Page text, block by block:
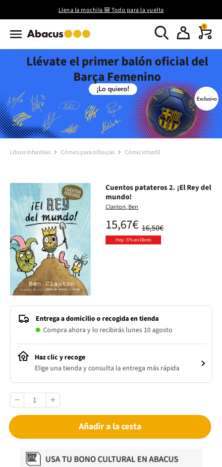
Llena la mochila 🎒 Todo para la vuelta
0
Llévate el primer balón oficial del
Barça Femenino
Libros Infantiles Cómics para niños/as Cómic infantil
Cuentos patateros 2. ¡El Rey del
mundo!
Clanton, Ben
16,50€
15,67€
Hoy -5% en libros
Entrega a domicilio o recogida en tienda
Compra ahora y lo recibirás lunes 10 agosto
Haz clic y recoge
Elige una tienda y consulta la entrega más rápida
Añadir a la cesta